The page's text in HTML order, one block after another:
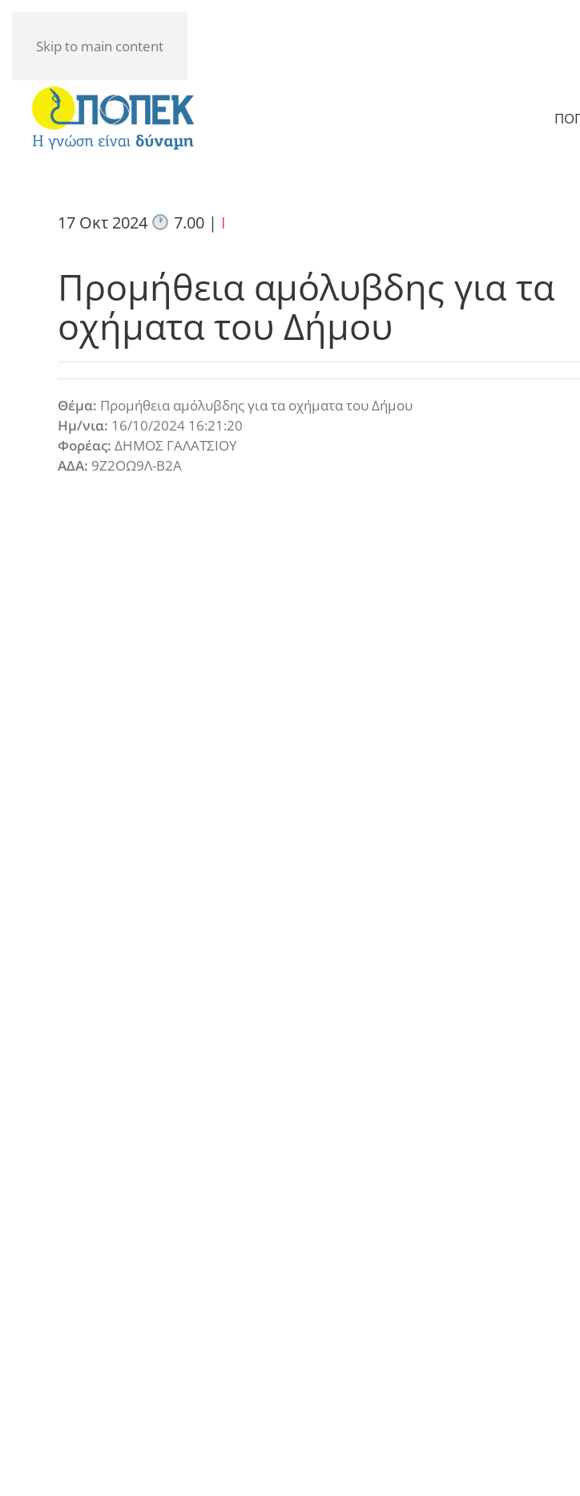
Skip to main content
17 Οκτ 2024 7.00| I
Προμήθεια αμόλυβδης για τα
οχήματα του Δήμου
Θέμα: Προμήθεια αμόλυβδης για τα οχήματα του Δήμου
Ημ/νια: 16/10/2024 16:21:20
Φορέας: ΔΗΜΟΣ ΓΑΛΑΤΣΙΟΥ
ΑΔΑ: 9Ζ2ΟΩ9Λ-Β2Α